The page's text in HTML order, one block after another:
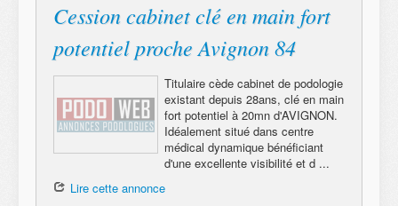
Cession cabinet clé en main fort
potentiel proche Avignon 84
Titulaire cède cabinet de podologie
existant depuis 28ans, clé en main
fort potentiel à 20mn d'AVIGNON.
Idéalement situé dans centre
médical dynamique bénéficiant
d'une excellente visibilité et d ...
Lire cette annonce